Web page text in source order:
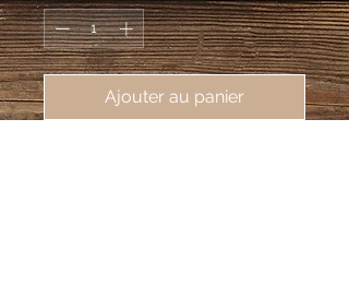
Ajouter au panier